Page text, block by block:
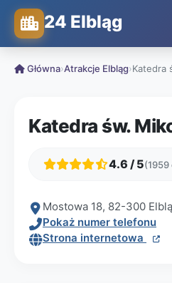
24 Elbląg
Główna›Atrakcje Elbląg›Katedra
Katedra św.
4.6 / 5(1959
Mostowa 18, 82-300
Pokaż numer telefonu
Strona internetowa